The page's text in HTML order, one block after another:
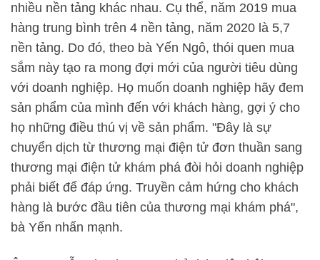
nhiều nền tảng khác nhau. Cụ thể, năm 2019 mua
hàng trung bình trên 4 nền tảng, năm 2020 là 5,7
nền tảng. Do đó, theo bà Yến Ngô, thói quen mua
sắm này tạo ra mong đợi mới của người tiêu dùng
với doanh nghiệp. Họ muốn doanh nghiệp hãy đem
sản phẩm của mình đến với khách hàng, gợi ý cho
họ những điều thú vị về sản phẩm. "Đây là sự
chuyển dịch từ thương mại điện tử đơn thuần sang
thương mại điện tử khám phá đòi hỏi doanh nghiệp
phải biết để đáp ứng. Truyền cảm hứng cho khách
hàng là bước đầu tiên của thương mại khám phá",
bà Yến nhấn mạnh.